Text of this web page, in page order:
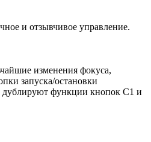
и отзывчивое управление.
изменения фокуса,
запуска/остановки
дублируют функции кнопок C1 и